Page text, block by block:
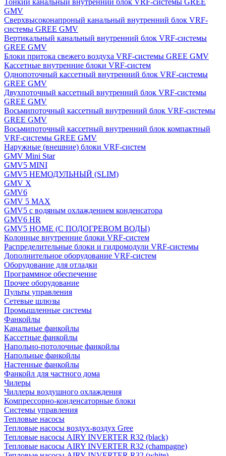
Тонкий канальный внутренний блок VRF-системы GREE
GMV
Сверхвысоконапроный канальный внутренний блок VRF-
системы GREE GMV
Вертикальный канальный внутренний блок VRF-системы
GREE GMV
Блоки притока свежего воздуха VRF-системы GREE GMV
Кассетные внутренние блоки VRF-систем
Однопоточный кассетный внутренний блок VRF-системы
GREE GMV
Двухпоточный кассетный внутренний блок VRF-системы
GREE GMV
Восьмипоточный кассетный внутренний блок VRF-системы
GREE GMV
Восьмипоточный кассетный внутренний блок компактный
VRF-системы GREE GMV
Наружные (внешние) блоки VRF-систем
GMV Mini Star
GMV5 MINI
GMV5 НЕМОДУЛЬНЫЙ (SLIM)
GMV X
GMV6
GMV 5 MAX
GMV5 с водяным охлаждением конденсатора
GMV6 HR
GMV5 HOME (С ПОДОГРЕВОМ ВОДЫ)
Колонные внутренние блоки VRF-систем
Распределительные блоки и гидромодули VRF-системы
Дополнительное оборудование VRF-систем
Оборудование для отладки
Программное обеспечение
Прочее оборудование
Пульты управления
Сетевые шлюзы
Промышленные системы
Фанкойлы
Канальные фанкойлы
Кассетные фанкойлы
Напольно-потолочные фанкойлы
Напольные фанкойлы
Настенные фанкойлы
Фанкойл для частного дома
Чилеры
Чиллеры воздушного охлаждения
Компрессорно-конденсаторные блоки
Системы управления
Тепловые насосы
Тепловые насосы воздух-воздух Gree
Тепловые насосы AIRY INVERTER R32 (black)
Тепловые насосы AIRY INVERTER R32 (champagne)